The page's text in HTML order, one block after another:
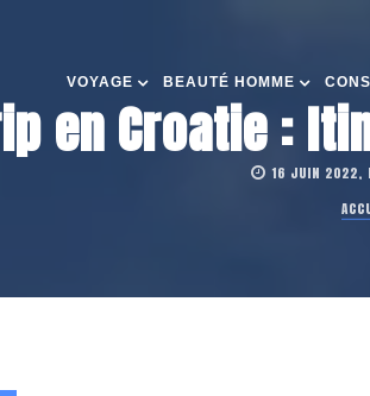
VOYAGE BEAUTÉ HOMME
en Croatie :
16 JUIN 2022,